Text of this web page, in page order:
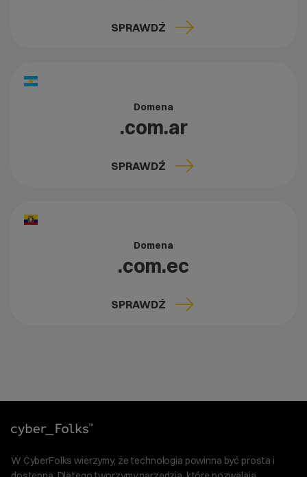
SPRAWDŹ
Domena
.com.ar
SPRAWDŹ
Domena
.com.ec
SPRAWDŹ
W CyberFolks wierzymy, że technologia powinna być prosta i